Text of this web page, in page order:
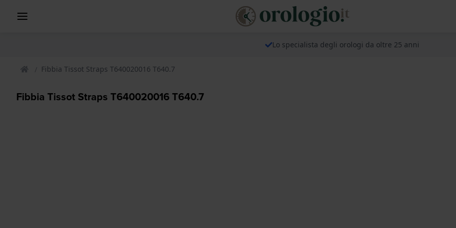
Lo specialista degli orologi da oltre 25 anni
Fibbia Tissot Straps T640020016 T640.7
Fibbia Tissot Straps T640020016 T640.7